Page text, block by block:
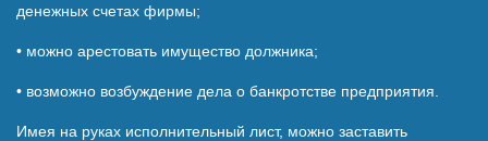
денежных счетах фирмы;
• можно арестовать имущество должника;
• возможно возбуждение дела о банкротстве предприятия.
Имея на руках исполнительный лист, можно заставить